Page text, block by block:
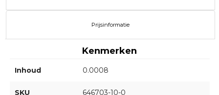
Prijsinformatie
Kenmerken
Inhoud 0.0008
SKU 646703-10-0